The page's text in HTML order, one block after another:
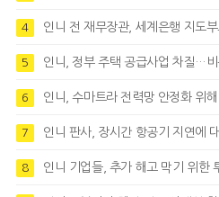
4 인니 전 재무장관, 세계은행 지도부
5 인니, 정부 주택 공급사업 차질…
6 인니, 수마트라 전력망 안정화 위
7 인니 판사, 장시간 항공기 지연에 대한
8 인니 기업들, 추가 해고 막기 위한